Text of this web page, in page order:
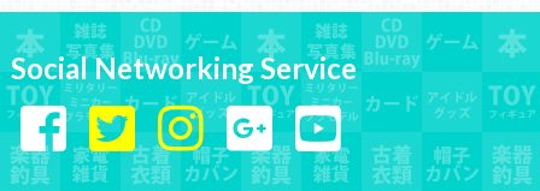
Social Networking Service